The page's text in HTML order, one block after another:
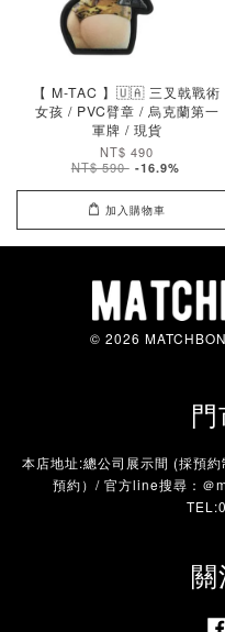
【 M-TAC 】🇺🇦 三叉戟戰術
女孩 / PVC臂章 / 烏克蘭第一
軍牌 / 現貨
NT$ 490
NT$ 590 -16.9%
加入購物車
© 2026
本店地址:總公司展示間 (採預
預約）/ 官方line搜尋：＠